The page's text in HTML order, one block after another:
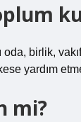
birlik,
yardım
mi?